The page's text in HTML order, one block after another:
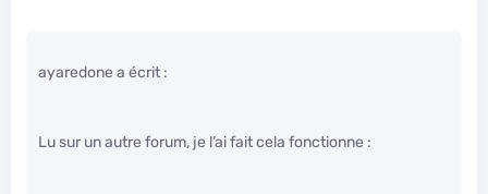
ayaredone a écrit :
Lu sur un autre forum, je l’ai fait cela fonctionne :